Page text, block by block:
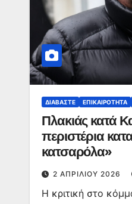
ΔΙΑΒΆΣΤΕ ΕΠΙΚΑΙΡΌΤΗΤΑ
Πλακιάς κατά
περιστέρια
κατσαρόλα»
2 ΑΠΡΙΛΊΟΥ 2026
Η κριτική στο